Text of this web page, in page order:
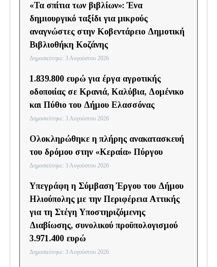
«Τα σπίτια των βιβλίων»: Ένα
δημιουργικό ταξίδι για μικρούς
αναγνώστες στην Κοβεντάρειο Δημοτική
Βιβλιοθήκη Κοζάνης
Δημοσιεύτηκε: 3 Αυγούστου 2026
1.839.800 ευρώ για έργα αγροτικής
οδοποιίας σε Κρανιά, Καλύβια, Δομένικο
και Πύθιο του Δήμου Ελασσόνας
Δημοσιεύτηκε: 3 Αυγούστου 2026
Ολοκληρώθηκε η πλήρης ανακατασκευή
του δρόμου στην «Κεραία» Πύργου
Δημοσιεύτηκε: 3 Αυγούστου 2026
Υπεγράφη η Σύμβαση Έργου του Δήμου
Ηλιούπολης με την Περιφέρεια Αττικής
για τη Στέγη Υποστηριζόμενης
Διαβίωσης, συνολικού προϋπολογισμού
3.971.400 ευρώ
Δημοσιεύτηκε: 3 Αυγούστου 2026